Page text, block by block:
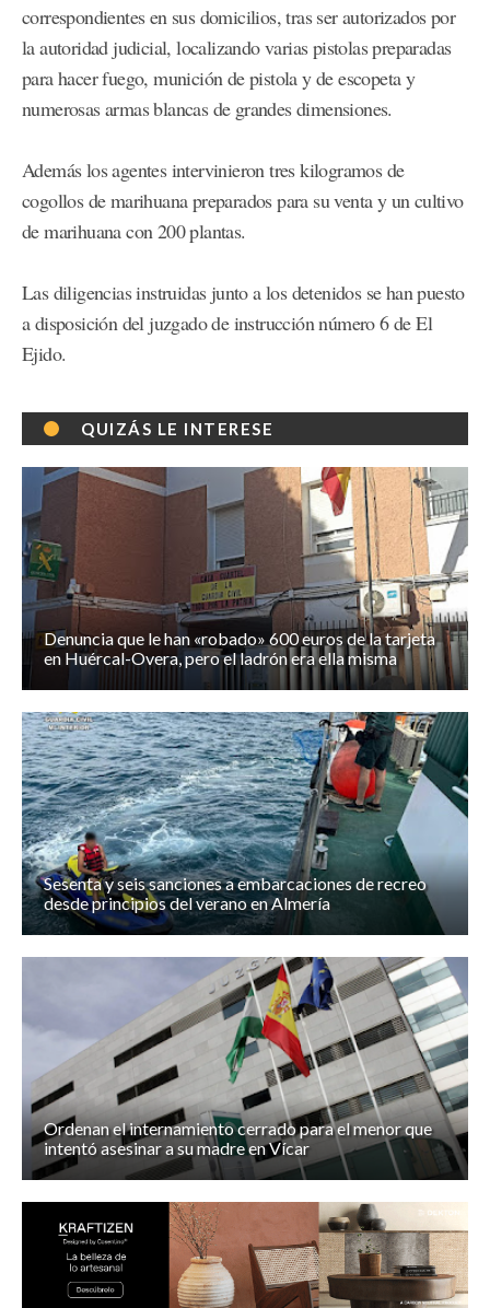
correspondientes en sus domicilios, tras ser autorizados por
la autoridad judicial, localizando varias pistolas preparadas
para hacer fuego, munición de pistola y de escopeta y
numerosas armas blancas de grandes dimensiones.
Además los agentes intervinieron tres kilogramos de
cogollos de marihuana preparados para su venta y un cultivo
de marihuana con 200 plantas.
Las diligencias instruidas junto a los detenidos se han puesto
a disposición del juzgado de instrucción número 6 de El
Ejido.
QUIZÁS LE INTERESE
Denuncia que le han «robado» 600 euros de la tarjeta
en Huércal-Overa, pero el ladrón era ella misma
Sesenta y seis sanciones a embarcaciones de recreo
desde principios del verano en Almería
Ordenan el internamiento cerrado para el menor que
intentó asesinar a su madre en Vícar